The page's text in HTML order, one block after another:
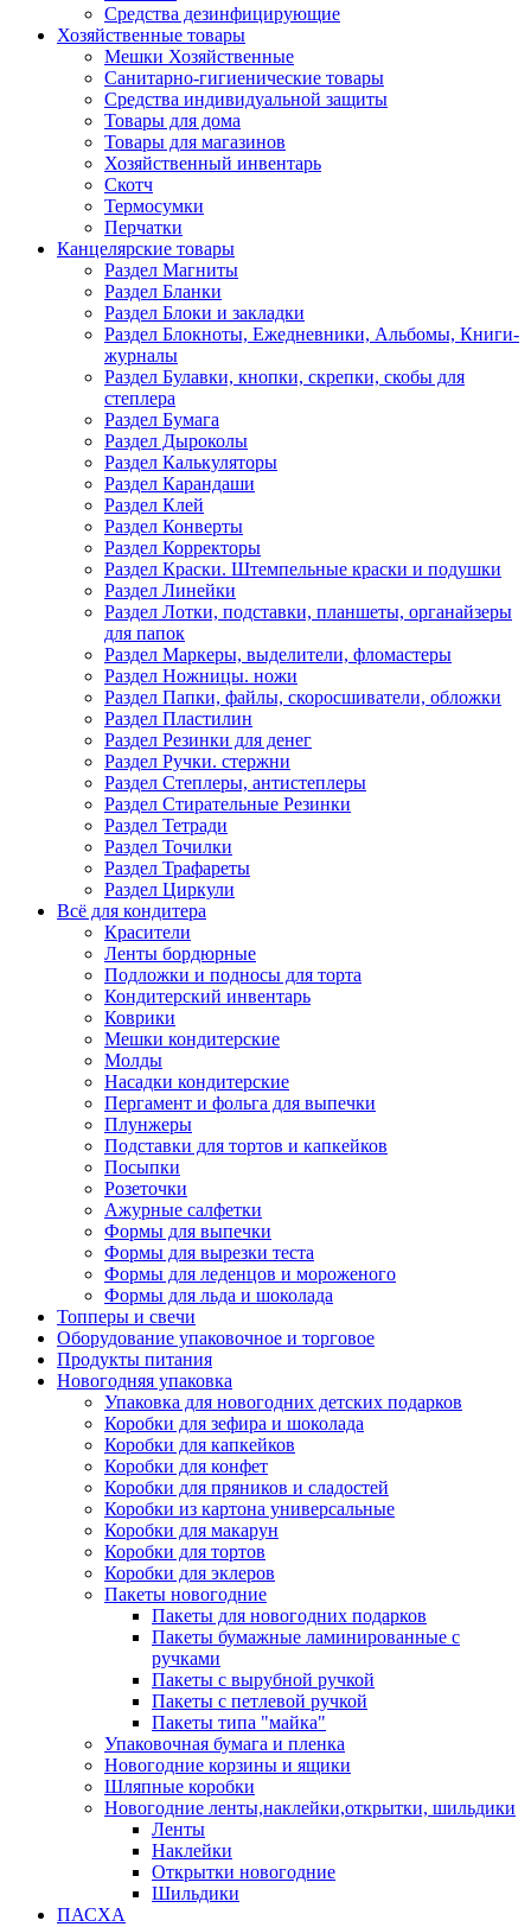
Средства дезинфицирующие
Хозяйственные товары
Мешки Хозяйственные
Санитарно-гигиенические товары
Средства индивидуальной защиты
Товары для дома
Товары для магазинов
Хозяйственный инвентарь
Скотч
Термосумки
Перчатки
Канцелярские товары
Раздел Магниты
Раздел Бланки
Раздел Блоки и закладки
Раздел Блокноты, Ежедневники, Альбомы, Книги-
журналы
Раздел Булавки, кнопки, скрепки, скобы для
степлера
Раздел Бумага
Раздел Дыроколы
Раздел Калькуляторы
Раздел Карандаши
Раздел Клей
Раздел Конверты
Раздел Корректоры
Раздел Краски. Штемпельные краски и подушки
Раздел Линейки
Раздел Лотки, подставки, планшеты, органайзеры
для папок
Раздел Маркеры, выделители, фломастеры
Раздел Ножницы. ножи
Раздел Папки, файлы, скоросшиватели, обложки
Раздел Пластилин
Раздел Резинки для денег
Раздел Ручки. стержни
Раздел Степлеры, антистеплеры
Раздел Стирательные Резинки
Раздел Тетради
Раздел Точилки
Раздел Трафареты
Раздел Циркули
Всё для кондитера
Красители
Ленты бордюрные
Подложки и подносы для торта
Кондитерский инвентарь
Коврики
Мешки кондитерские
Молды
Насадки кондитерские
Пергамент и фольга для выпечки
Плунжеры
Подставки для тортов и капкейков
Посыпки
Розеточки
Ажурные салфетки
Формы для выпечки
Формы для вырезки теста
Формы для леденцов и мороженого
Формы для льда и шоколада
Топперы и свечи
Оборудование упаковочное и торговое
Продукты питания
Новогодняя упаковка
Упаковка для новогодних детских подарков
Коробки для зефира и шоколада
Коробки для капкейков
Коробки для конфет
Коробки для пряников и сладостей
Коробки из картона универсальные
Коробки для макарун
Коробки для тортов
Коробки для эклеров
Пакеты новогодние
Пакеты для новогодних подарков
Пакеты бумажные ламинированные с
ручками
Пакеты с вырубной ручкой
Пакеты с петлевой ручкой
Пакеты типа "майка"
Упаковочная бумага и пленка
Новогодние корзины и ящики
Шляпные коробки
Новогодние ленты,наклейки,открытки, шильдики
Ленты
Наклейки
Открытки новогодние
Шильдики
ПАСХА